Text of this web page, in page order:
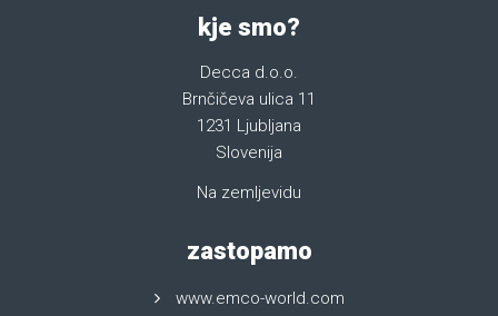
kje smo?
Decca d.o.o.
Brnčičeva ulica 11
1231 Ljubljana
Slovenija
Na zemljevidu
zastopamo
www.emco-world.com